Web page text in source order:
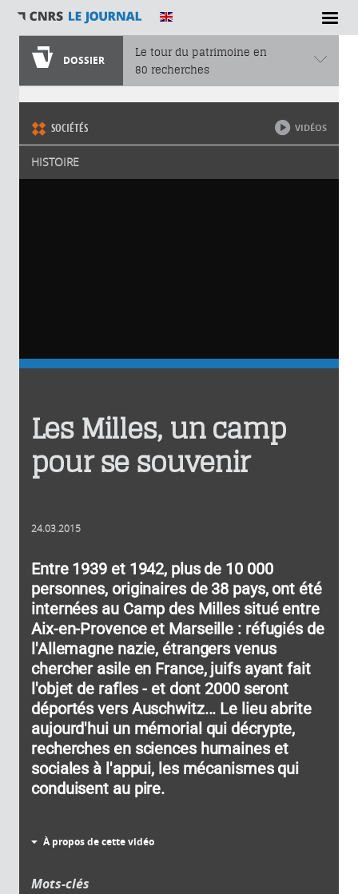
DOSSIER
Le tour du patrimoine en
80 recherches
Vous êtes ici
SOCIÉTÉS
HISTOIRE
VIDÉOS
Les Milles, un camp
pour se souvenir
24.03.2015
Entre 1939 et 1942, plus de 10 000
personnes, originaires de 38 pays, ont été
internées au Camp des Milles situé entre
Aix-en-Provence et Marseille : réfugiés de
l'Allemagne nazie, étrangers venus
chercher asile en France, juifs ayant fait
l'objet de rafles - et dont 2000 seront
déportés vers Auschwitz... Le lieu abrite
aujourd'hui un mémorial qui décrypte,
recherches en sciences humaines et
sociales à l'appui, les mécanismes qui
conduisent au pire.
À propos de cette vidéo
Mots-clés